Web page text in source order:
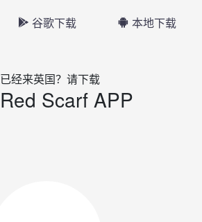
谷歌下载 本地下载
已经来英国？请下载
Red Scarf APP